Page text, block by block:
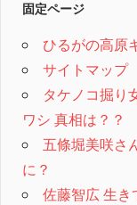
固定ページ
ひるがの高原
サイトマップ
タケノコ掘り
ワシ 真相は？？
五條堀美咲さ
に？
佐藤智広 生